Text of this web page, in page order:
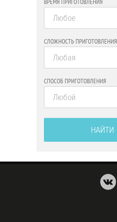
ВРЕМЯ ПРИГОТОВЛЕНИЯ
Любое
СЛОЖНОСТЬ ПРИГОТОВЛЕНИЯ
Любая
СПОСОБ ПРИГОТОВЛЕНИЯ
Любой
НАЙТИ